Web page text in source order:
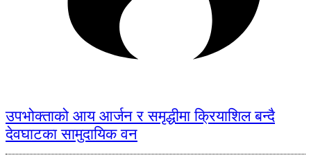
उपभोक्ताको आय आर्जन र समृद्धीमा क्रियाशिल बन्दै
देवघाटका सामुदायिक वन